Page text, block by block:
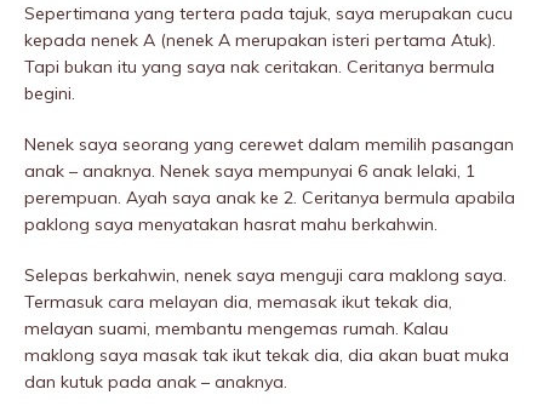
Sepertimana yang tertera pada tajuk, saya merupakan cucu
kepada nenek A (nenek A merupakan isteri pertama Atuk).
Tapi bukan itu yang saya nak ceritakan. Ceritanya bermula
begini.
Nenek saya seorang yang cerewet dalam memilih pasangan
anak – anaknya. Nenek saya mempunyai 6 anak lelaki, 1
perempuan. Ayah saya anak ke 2. Ceritanya bermula apabila
paklong saya menyatakan hasrat mahu berkahwin.
Selepas berkahwin, nenek saya menguji cara maklong saya.
Termasuk cara melayan dia, memasak ikut tekak dia,
melayan suami, membantu mengemas rumah. Kalau
maklong saya masak tak ikut tekak dia, dia akan buat muka
dan kutuk pada anak – anaknya.